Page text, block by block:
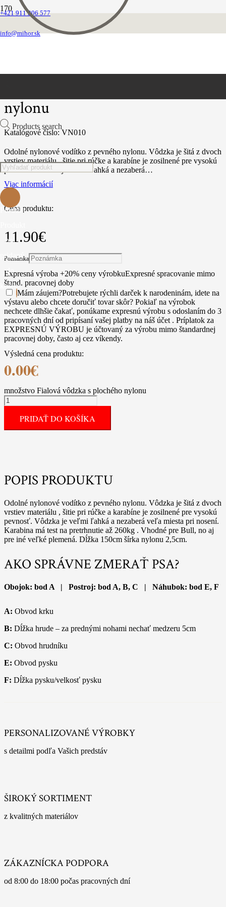
+421 911 206 577
info@mihor.sk
Products search
Produkt
bol
pridaný
do
košíka.
Domovská stránka
Vôdzky nylonové ploché
nylonu
Katalógové číslo: VN010
Odolné nylonové vodítko z pevného nylonu. Vôdzka je šitá z dvoch
vrstiev materiálu , šitie pri rúčke a karabíne je zosilnené pre vysokú
pevnosť. Vôdzka je veľmi ľahká a nezaberá…
Viac informácií
Cena produktu:
11.90€
Poznámka
Expresná výroba +20% ceny výrobkuExpresné spracovanie mimo
štand. pracovnej doby
Mám záujem?Potrebujete rýchli darček k narodeninám, idete na
výstavu alebo chcete doručiť tovar skôr? Pokiaľ na výrobok
nechcete dlhšie čakať, ponúkame expresnú výrobu s odoslaním do 3
pracovných dní od pripísaní vašej platby na náš účet . Príplatok za
EXPRESNÚ VÝROBU je účtovaný za výrobu mimo štandardnej
pracovnej doby, často aj cez víkendy.
Výsledná cena produktu:
0.00€
množstvo Fialová vôdzka s plochého nylonu
PRIDAŤ DO KOŠÍKA
POPIS PRODUKTU
Odolné nylonové vodítko z pevného nylonu. Vôdzka je šitá z dvoch
vrstiev materiálu , šitie pri rúčke a karabíne je zosilnené pre vysokú
pevnosť. Vôdzka je veľmi ľahká a nezaberá veľa miesta pri nosení.
Karabina má test na pretrhnutie až 260kg . Vhodné pre Bull, no aj
pre iné veľké plemená. Dĺžka 150cm šírka nylonu 2,5cm.
AKO SPRÁVNE ZMERAŤ PSA?
Obojok: bod A | Postroj: bod A, B, C | Náhubok: bod E, F
A: Obvod krku
B: Dĺžka hrude – za prednými nohami nechať medzeru 5cm
C: Obvod hrudníku
E: Obvod pysku
F: Dĺžka pysku/velkosť pysku
PERSONALIZOVANÉ VÝROBKY
s detailmi podľa Vašich predstáv
ŠIROKÝ SORTIMENT
z kvalitných materiálov
ZÁKAZNÍCKA PODPORA
od 8:00 do 18:00 počas pracovných dní